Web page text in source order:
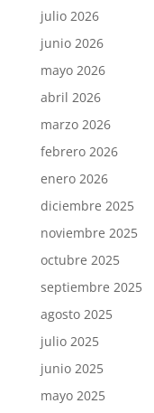
julio 2026
junio 2026
mayo 2026
abril 2026
marzo 2026
febrero 2026
enero 2026
diciembre 2025
noviembre 2025
octubre 2025
septiembre 2025
agosto 2025
julio 2025
junio 2025
mayo 2025